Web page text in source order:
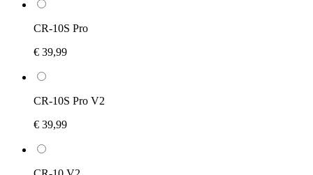
CR-10S Pro
€ 39,99
CR-10S Pro V2
€ 39,99